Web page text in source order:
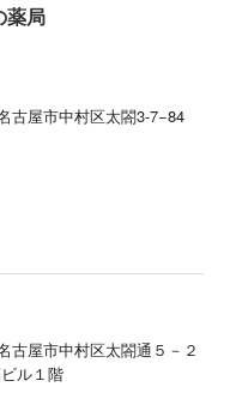
薬局
古屋市中村区太閤3-7−84
古屋市中村区太閤通５－２
ル１階